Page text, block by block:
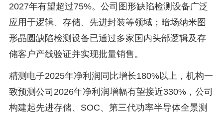
2027年有望超过75%。公司图形缺陷检测设备广泛
应用于逻辑、存储、先进封装等领域；暗场纳米图
形晶圆缺陷检测设备已通过多家国内头部逻辑及存
储客户产线验证并实现批量销售。
精测电子2025年净利润同比增长180%以上，机构一
致预测公司2026年净利润增幅有望接近330%，公司
构建起先进存储、SOC、第三代功率半导体全景测